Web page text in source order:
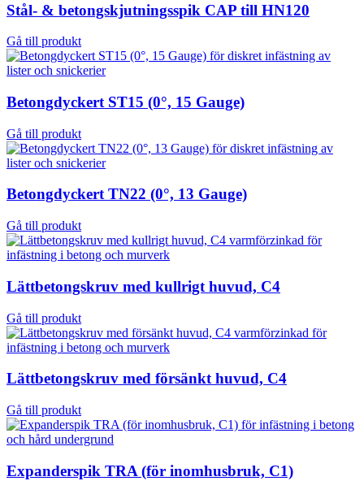
Stål- & betongskjutningsspik CAP till HN120
Gå till produkt
Betongdyckert ST15 (0°, 15 Gauge)
Gå till produkt
Betongdyckert TN22 (0°, 13 Gauge)
Gå till produkt
Lättbetongskruv med kullrigt huvud, C4
Gå till produkt
Lättbetongskruv med försänkt huvud, C4
Gå till produkt
Expanderspik TRA (för inomhusbruk, C1)